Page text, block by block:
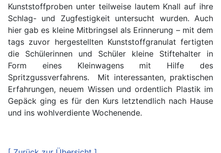
Kunststoffproben unter teilweise lautem Knall auf ihre
Schlag- und Zugfestigkeit untersucht wurden. Auch
hier gab es kleine Mitbringsel als Erinnerung – mit dem
tags zuvor hergestellten Kunststoffgranulat fertigten
die Schülerinnen und Schüler kleine Stiftehalter in
Form eines Kleinwagens mit Hilfe des
Spritzgussverfahrens. Mit interessanten, praktischen
Erfahrungen, neuem Wissen und ordentlich Plastik im
Gepäck ging es für den Kurs letztendlich nach Hause
und ins wohlverdiente Wochenende.